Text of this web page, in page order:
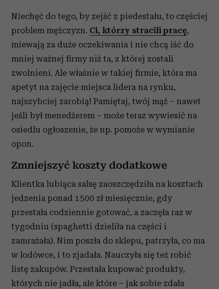
Niechęć do tego, by zejść z piedestału, to częściej
problem mężczyzn. Ci, którzy stracili pracę,
miewają za duże oczekiwania i nie chcą iść do
mniej ważnej firmy niż ta, z której zostali
zwolnieni. Ale właśnie w takiej firmie, która ma
apetyt na zajęcie miejsca lidera na rynku,
najszybciej zarobią! Pamiętaj, twój mąż – nawet
jeśli był menedżerem – może teraz wywiesić na
osiedlu ogłoszenie, że np. pomoże w wymianie
opon.
Zmniejszyć koszty dodatkowe
Klientka lubiąca salsę zaoszczędziła na kosztach
jedzenia ponad 1500 zł miesięcznie, gdy
przestała codziennie gotować, a zaczęła raz w
tygodniu (spaghetti dzieliła na części i
zamrażała). Nim poszła do sklepu, patrzyła, co ma
w lodówce, i to zjadała. Nauczyła się też robić
listę zakupów. Przestała kupować produkty,
których nie jadła, ale które – jak sobie zdała